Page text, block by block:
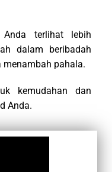
terlihat lebih
dalam beribadah
pahala.
kemudahan dan
Anda.